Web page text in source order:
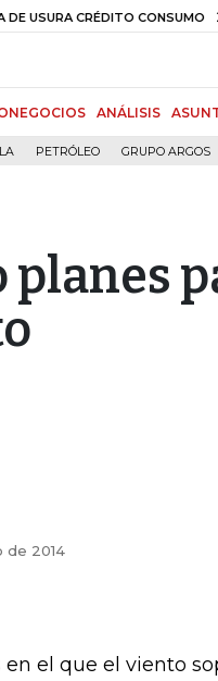
CRÉDITO CONSUMO 29,66%
ANÁLISIS
PETRÓLEO GRUPO ARGOS
planes
de 2014
en el que el viento